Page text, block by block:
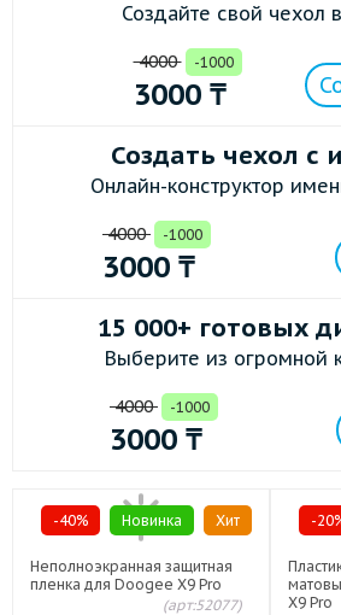
Создайте свой чехол
4000 -1000
3000 ₸
Создать чехол с
Онлайн-конструктор
4000 -1000
3000 ₸
15 000+ готовых
Выберите из огромной
4000 -1000
3000 ₸
-40% Новинка Хит
Неполноэкранная защитная
пленка для Doogee X9 Pro
(арт:52077)
-
X9 Pro